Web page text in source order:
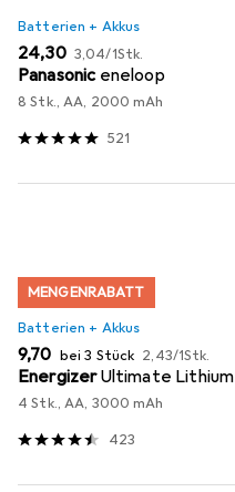
Batterien + Akkus
EUR
24,30 EUR
3,04/1Stk.
Panasonic eneloop
8 Stk., AA, 2000 mAh
521
MENGENRABATT
Batterien + Akkus
EUR
9,70 bei 3 Stück EUR
2,43/1Stk.
EnergizerUltimate Lithium
4 Stk., AA, 3000 mAh
423